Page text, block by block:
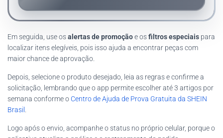
Em seguida, use osalertas de promoçãoe osfiltros especiais para
localizar itens elegíveis, pois isso ajuda a encontrar peças com
maior chance de aprovação.
Depois, selecione o produto desejado, leia as regras e confirme a
solicitação, lembrando que o app permite escolher até 3 artigos por
semana conforme o Centro de Ajuda de Prova Gratuita da SHEIN
Brasil
Logo após o envio, acompanhe o status no próprio celular, porque o